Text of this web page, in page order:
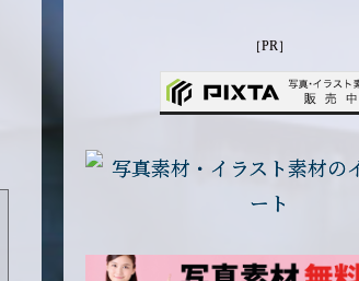
［PR］